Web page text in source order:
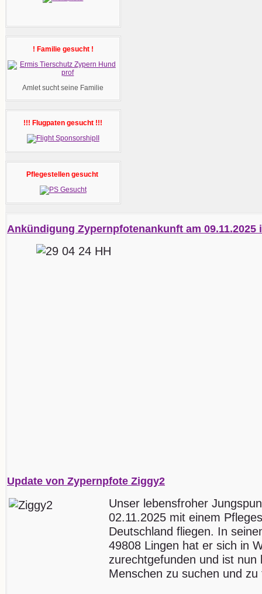
! Familie gesucht !
Amlet sucht seine Familie
!!! Flugpaten gesucht !!!
Pflegestellen gesucht
Ankündigung Zypernpfotenankunft am 09.11.2025
Update von Zypernpfote Ziggy2
Unser lebensfroher
02.11.2025 mit einem
Deutschland fliegen. In
49808 Lingen hat er sich in
zurechtgefunden und ist
Menschen zu suchen und zu